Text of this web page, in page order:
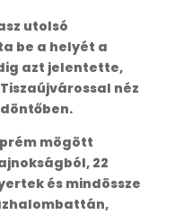
utolsó
be a helyét a
azt jelentette,
néz
mögött
22
és mindössze